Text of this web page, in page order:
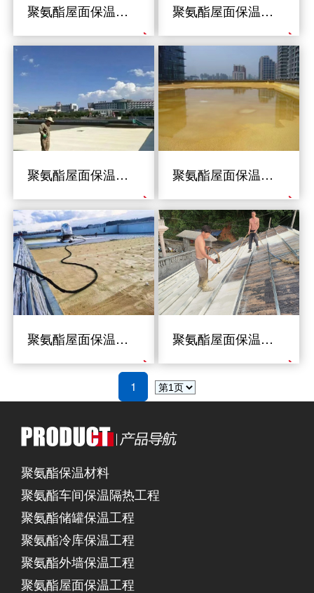
聚氨酯屋面保温工程 聚氨酯屋面保温工程
聚氨酯屋面保温工程 聚氨酯屋面保温工程
聚氨酯屋面保温工程 聚氨酯屋面保温工程
1
聚氨酯保温材料
聚氨酯车间保温隔热工程
聚氨酯储罐保温工程
聚氨酯冷库保温工程
聚氨酯外墙保温工程
聚氨酯屋面保温工程